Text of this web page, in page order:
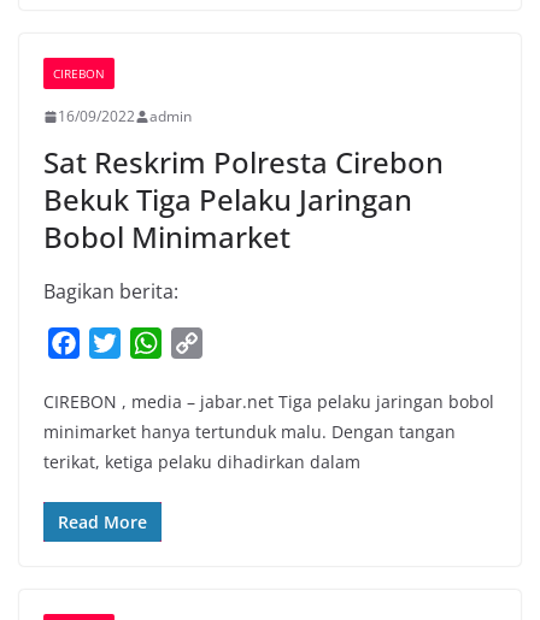
CIREBON
16/09/2022 admin
Sat Reskrim Polresta Cirebon
Bekuk Tiga Pelaku Jaringan
Bobol Minimarket
Bagikan berita:
c
e
b
o
o
i
t
t
e
r
W
a
t
s
p
y
L
CIREBON , media – jabar.net Tiga pelaku jaringan bobol
minimarket hanya tertunduk malu. Dengan tangan
terikat, ketiga pelaku dihadirkan dalam
Read More